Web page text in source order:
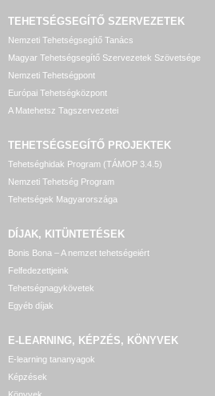
TEHETSÉGSEGÍTŐ SZERVEZETEK
Nemzeti Tehetségsegítő Tanács
Magyar Tehetségsegítő Szervezetek Szövetsége
Nemzeti Tehetségpont
Európai Tehetségközpont
A Matehetsz Tagszervezetei
TEHETSÉGSEGÍTŐ PROJEKTEK
Tehetséghidak Program (TÁMOP 3.4.5)
Nemzeti Tehetség Program
Tehetségek Magyarországa
DÍJAK, KITÜNTETÉSEK
Bonis Bona – A nemzet tehetségeiért
Felfedezettjeink
Tehetségnagykövetek
Egyéb díjak
E-LEARNING, KÉPZÉS, KÖNYVEK
E-learning tananyagok
Képzések